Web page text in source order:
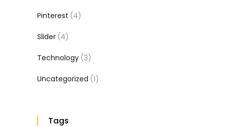
Pinterest (4)
Slider (4)
Technology (3)
Uncategorized (1)
Tags